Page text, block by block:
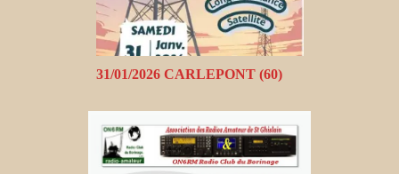
31/01/2026 CARLEPONT (60)